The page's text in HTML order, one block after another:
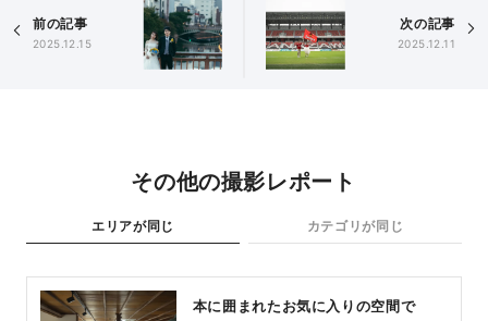
前の記事
2025.12.15
次の記事
2025.12.11
その他の撮影レポート
エリアが同じ カテゴリが同じ
本に囲まれたお気に入りの空間で